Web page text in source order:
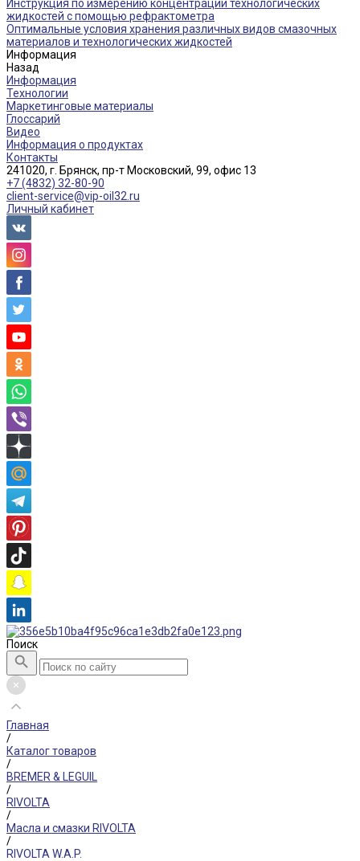
Инструкция по измерению концентрации технологических
жидкостей с помощью рефрактометра
Оптимальные условия хранения различных видов смазочных
материалов и технологических жидкостей
Информация
Назад
Информация
Технологии
Маркетинговые материалы
Глоссарий
Видео
Информация о продуктах
Контакты
241020, г. Брянск, пр-т Московский, 99, офис 13
+7 (4832) 32-80-90
client-service@vip-oil32.ru
Личный кабинет
Поиск
Главная
/
Каталог товаров
/
BREMER & LEGUIL
/
RIVOLTA
/
Масла и смазки RIVOLTA
/
RIVOLTA W.A.P.